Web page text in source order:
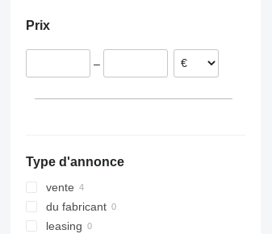
Prix
–
Type d'annonce
vente
du fabricant
leasing